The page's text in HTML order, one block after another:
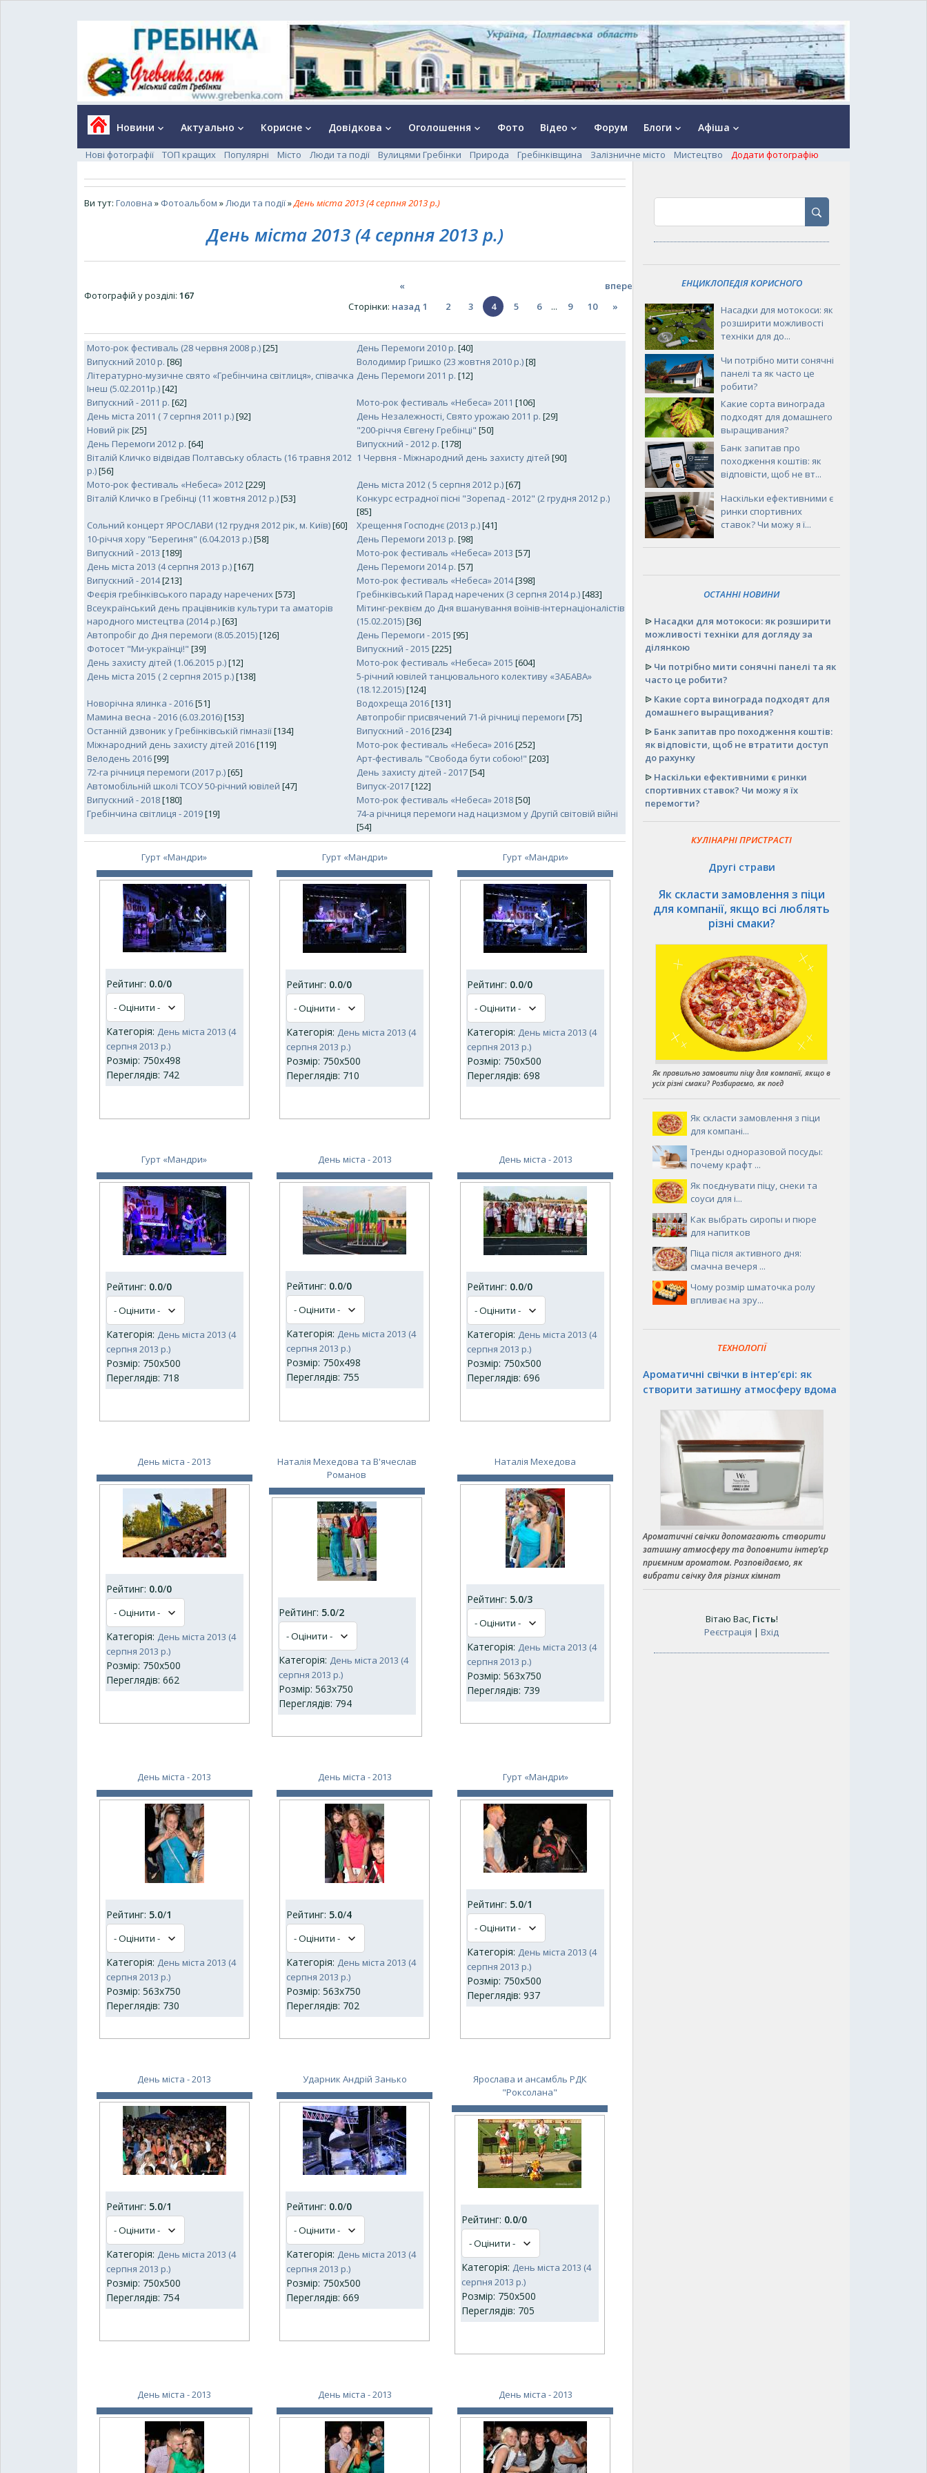
Новини keyboard_arrow_down Актуально keyboard_arrow_down Корисне keyboard_arrow_down Довідкова keyboard_arrow_down Оголошення keyboard_arrow_down Фото Відео keyboard_arrow_down Форум Блоги keyboard_arrow_down Афіша keyboard_arrow_down
Нові фотографії ТОП кращих Популярні Місто Люди та події Вулицями Гребінки Природа Гребінківщина Залізничне місто Мистецтво Додати фотографію
Ви тут: Головна » Фотоальбом »Люди та події»День міста 2013 (4 серпня 2013 р.)
День міста 2013 (4 серпня 2013 р.)
Фотографій у розділі: 167
Сторінки:
«
назад 1 2 3 4 5 6 ... 9 10
вперед
»
Мото-рок фестиваль (28 червня 2008 р.)[25] День Перемоги 2010 р. [40]
Випускний 2010 р. [86] Володимир Гришко (23 жовтня 2010 р.)[8]
Літературно-музичне свято «Гребінчина світлиця», співачка
Інеш (5.02.2011р.)[42]
День Перемоги 2011 р. [12]
Випускний - 2011 р. [62] Мото-рок фестиваль «Небеса» 2011 [106]
День міста 2011 ( 7 серпня 2011 р.)[92] День Незалежності, Свято урожаю 2011 р. [29]
Новий рік [25] "200-річчя Євгену Гребінці" [50]
День Перемоги 2012 р. [64] Випускний - 2012 р. [178]
Віталій Кличко відвідав Полтавську область (16 травня 2012
р.)[56]
1 Червня - Міжнародний день захисту дітей [90]
Мото-рок фестиваль «Небеса» 2012[229] День міста 2012 ( 5 серпня 2012 р.)[67]
Віталій Кличко в Гребінці (11 жовтня 2012 р.)[53]
Конкурс естрадної пісні "Зорепад - 2012" (2 грудня 2012 р.)
[85]
Cольний концерт ЯРОСЛАВИ (12 грудня 2012 рік, м. Київ)[60] Хрещення Господнє (2013 р.)[41]
10-річчя хору "Берегиня" (6.04.2013 р.)[58] День Перемоги 2013 р. [98]
Випускний - 2013 [189] Мото-рок фестиваль «Небеса» 2013 [57]
День міста 2013 (4 серпня 2013 р.)[167] День Перемоги 2014 р. [57]
Випускний - 2014[213] Мото-рок фестиваль «Небеса» 2014[398]
Феєрія гребінківського параду наречених[573] Гребінківський Парад наречених (3 серпня 2014 р.)[483]
Всеукраїнський день працівників культури та аматорів
народного мистецтва (2014 р.)[63]
Мітинг-реквієм до Дня вшанування воїнів-інтернаціоналістів
(15.02.2015)[36]
Автопробіг до Дня перемоги (8.05.2015)[126] День Перемоги - 2015 [95]
Фотосет "Ми-українці!" [39] Випускний - 2015 [225]
День захисту дітей (1.06.2015 р.)[12] Мото-рок фестиваль «Небеса» 2015 [604]
День міста 2015 ( 2 серпня 2015 р.)[138]
5-річний ювілей танцювального колективу «ЗАБАВА»
(18.12.2015)[124]
Новорічна ялинка - 2016[51] Водохреща 2016[131]
Мамина весна - 2016 (6.03.2016)[153] Автопробіг присвячений 71-й річниці перемоги [75]
Останній дзвоник у Гребінківській гімназії[134] Випускний - 2016[234]
Міжнародний день захисту дітей 2016[119] Мото-рок фестиваль «Небеса» 2016[252]
Велодень 2016[99] Арт-фестиваль "Свобода бути собою!" [203]
72-га річниця перемоги (2017 р.)[65] День захисту дітей - 2017[54]
Автомобільній школі ТСОУ 50-річний ювілей [47] Випуск-2017[122]
Випускний - 2018[180] Мото-рок фестиваль «Небеса» 2018[50]
Гребінчина світлиця - 2019[19]
74-а річниця перемоги над нацизмом у Другій світовій війні
[54]
Гурт «Мандри»
Рейтинг: 0.0/0
Категорія: День міста 2013 (4
серпня 2013 р.)
Розмір: 750x498
Переглядів: 742
Гурт «Мандри»
Рейтинг: 0.0/0
Категорія: День міста 2013 (4
серпня 2013 р.)
Розмір: 750x500
Переглядів: 710
Гурт «Мандри»
Рейтинг: 0.0/0
Категорія: День міста 2013 (4
серпня 2013 р.)
Розмір: 750x500
Переглядів: 698
Гурт «Мандри»
Рейтинг: 0.0/0
Категорія: День міста 2013 (4
серпня 2013 р.)
Розмір: 750x500
Переглядів: 718
День міста - 2013
Рейтинг: 0.0/0
Категорія: День міста 2013 (4
серпня 2013 р.)
Розмір: 750x498
Переглядів: 755
День міста - 2013
Рейтинг: 0.0/0
Категорія: День міста 2013 (4
серпня 2013 р.)
Розмір: 750x500
Переглядів: 696
День міста - 2013
Рейтинг: 0.0/0
Категорія: День міста 2013 (4
серпня 2013 р.)
Розмір: 750x500
Переглядів: 662
Наталія Мехедова та В'ячеслав
Романов
Рейтинг: 5.0/2
Категорія: День міста 2013 (4
серпня 2013 р.)
Розмір: 563x750
Переглядів: 794
Наталія Мехедова
Рейтинг: 5.0/3
Категорія: День міста 2013 (4
серпня 2013 р.)
Розмір: 563x750
Переглядів: 739
День міста - 2013
Рейтинг: 5.0/1
Категорія: День міста 2013 (4
серпня 2013 р.)
Розмір: 563x750
Переглядів: 730
День міста - 2013
Рейтинг: 5.0/4
Категорія: День міста 2013 (4
серпня 2013 р.)
Розмір: 563x750
Переглядів: 702
Гурт «Мандри»
Рейтинг: 5.0/1
Категорія: День міста 2013 (4
серпня 2013 р.)
Розмір: 750x500
Переглядів: 937
День міста - 2013
Рейтинг: 5.0/1
Категорія: День міста 2013 (4
серпня 2013 р.)
Розмір: 750x500
Переглядів: 754
Ударник Андрій Занько
Рейтинг: 0.0/0
Категорія: День міста 2013 (4
серпня 2013 р.)
Розмір: 750x500
Переглядів: 669
Ярослава и ансамбль РДК
"Роксолана"
Рейтинг: 0.0/0
Категорія: День міста 2013 (4
серпня 2013 р.)
Розмір: 750x500
Переглядів: 705
День міста - 2013 День міста - 2013 День міста - 2013
ЕНЦИКЛОПЕДІЯ КОРИСНОГО
Насадки для мотокоси: як
розширити можливості
техніки для до...
Чи потрібно мити сонячні
панелі та як часто це
робити?
Какие сорта винограда
подходят для домашнего
выращивания?
Банк запитав про
походження коштів: як
відповісти, щоб не вт...
Наскільки ефективними є
ринки спортивних
ставок? Чи можу я ї...
ОСТАННІ НОВИНИ
ᐉ Насадки для мотокоси: як розширити
можливості техніки для догляду за
ділянкою
ᐉ Чи потрібно мити сонячні панелі та як
часто це робити?
ᐉ Какие сорта винограда подходят для
домашнего выращивания?
ᐉ Банк запитав про походження коштів:
як відповісти, щоб не втратити доступ
до рахунку
ᐉ Наскільки ефективними є ринки
спортивних ставок? Чи можу я їх
перемогти?
КУЛІНАРНІ ПРИСТРАСТІ
Другі страви
Як скласти замовлення з піци
для компанії, якщо всі люблять
різні смаки?
Як правильно замовити піцу для компанії, якщо в
усіх різні смаки? Розбираємо, як поєд
Як скласти замовлення з піци
для компані...
Тренды одноразовой посуды:
почему крафт ...
Як поєднувати піцу, снеки та
соуси для і...
Как выбрать сиропы и пюре
для напитков
Піца після активного дня:
смачна вечеря ...
Чому розмір шматочка ролу
впливає на зру...
ТЕХНОЛОГІЇ
Ароматичні свічки в інтер’єрі: як
створити затишну атмосферу вдома
Ароматичні свічки допомагають створити
затишну атмосферу та доповнити інтер’єр
приємним ароматом. Розповідаємо, як
вибрати свічку для різних кімнат
Вітаю Вас, Гість!
Реєстрація | Вхід